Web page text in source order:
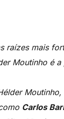
raízes mais
Moutinho é
Carlos